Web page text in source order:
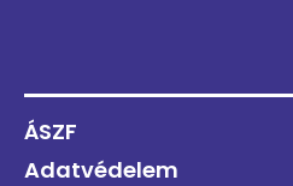
ÁSZF
Adatvédelem